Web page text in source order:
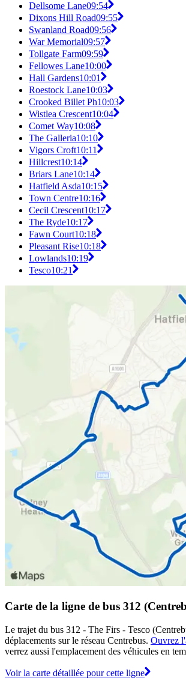
Dellsome Lane09:54
Dixons Hill Road09:55
Swanland Road09:56
War Memorial09:57
Tollgate Farm09:59
Fellowes Lane10:00
Hall Gardens10:01
Roestock Lane10:03
Crooked Billet Ph10:03
Wistlea Crescent10:04
Comet Way10:08
The Galleria10:10
Vigors Croft10:11
Hillcrest10:14
Briars Lane10:14
Hatfield Asda10:15
Town Centre10:16
Cecil Crescent10:17
The Ryde10:17
Fawn Court10:18
Pleasant Rise10:18
Lowlands10:19
Tesco10:21
Carte de la ligne de bus 312
Le trajet du bus 312 - The Firs - Tesco
déplacements sur le réseau Centrebus. Ouvrez
verrez aussi l'emplacement des véhicules en
Voir la carte détaillée pour cette ligne